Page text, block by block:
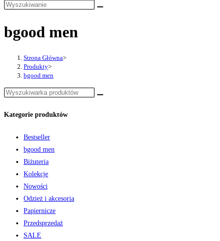
bgood men
Strona Główna>
Produkty>
bgood men
Kategorie produktów
Bestseller
bgood men
Biżuteria
Kolekcje
Nowości
Odzież i akcesoria
Papiernicze
Przedsprzedaż
SALE